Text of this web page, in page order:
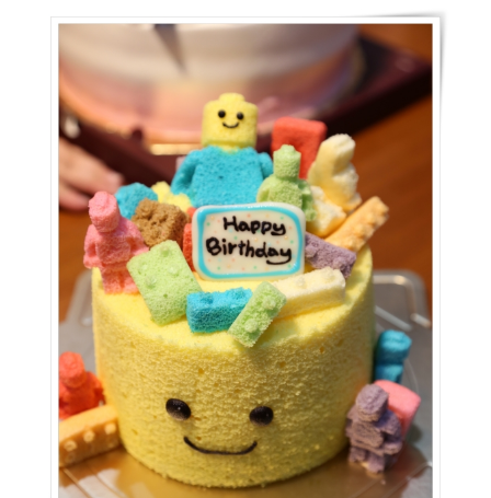
工
~
化
造
型
創
意
蛋
糕,
滅
之
刃
蝴
蝶
三
姐
妹